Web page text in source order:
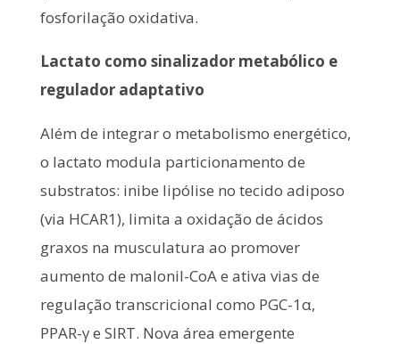
fosforilação oxidativa.
Lactato como sinalizador metabólico e
regulador adaptativo
Além de integrar o metabolismo energético,
o lactato modula particionamento de
substratos: inibe lipólise no tecido adiposo
(via HCAR1), limita a oxidação de ácidos
graxos na musculatura ao promover
aumento de malonil-CoA e ativa vias de
regulação transcricional como PGC-1α,
PPAR-γ e SIRT. Nova área emergente